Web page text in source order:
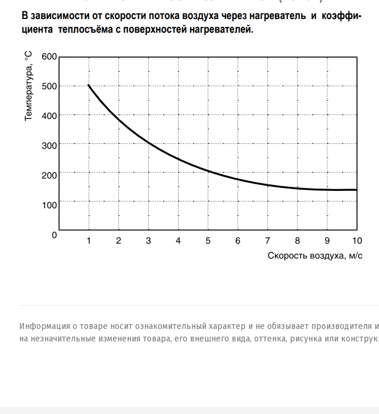
Информация о товаре носит ознакомительный характер и не обязывает производителя
на незначительные изменения товара, его внешнего вида, оттенка, рисунка или